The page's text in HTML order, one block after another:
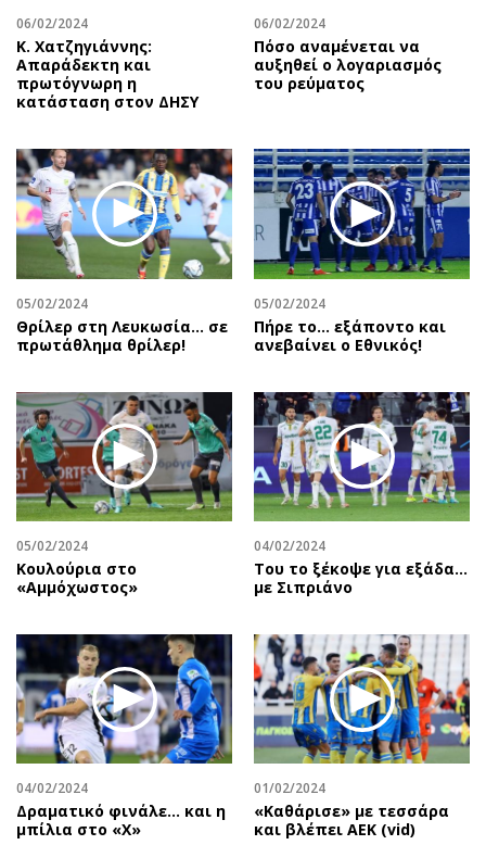
06/02/2024
Κ. Χατζηγιάννης:
Απαράδεκτη και
πρωτόγνωρη η
κατάσταση στον ΔΗΣΥ
06/02/2024
Πόσο αναμένεται να
αυξηθεί ο λογαριασμός
του ρεύματος
05/02/2024
Θρίλερ στη Λευκωσία... σε
πρωτάθλημα θρίλερ!
05/02/2024
Πήρε το… εξάποντο και
ανεβαίνει ο Εθνικός!
05/02/2024
Κουλούρια στο
«Αμμόχωστος»
04/02/2024
Του το ξέκοψε για εξάδα…
με Σιπριάνο
04/02/2024
Δραματικό φινάλε… και η
μπίλια στο «Χ»
01/02/2024
«Καθάρισε» με τεσσάρα
και βλέπει ΑΕΚ (vid)